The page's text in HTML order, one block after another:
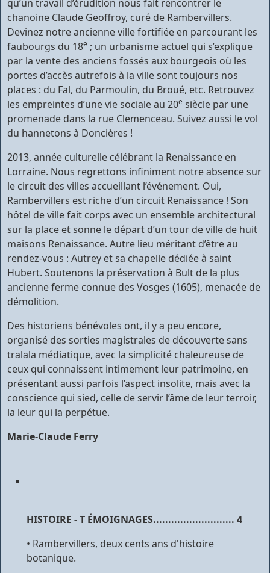
qu’un travail d’érudition nous fait rencontrer le
chanoine Claude Geoffroy, curé de Rambervillers.
Devinez notre ancienne ville fortifiée en parcourant les
faubourgs du 18e ; un urbanisme actuel qui s’explique
par la vente des anciens fossés aux bourgeois où les
portes d’accès autrefois à la ville sont toujours nos
places : du Fal, du Parmoulin, du Broué, etc. Retrouvez
les empreintes d’une vie sociale au 20e siècle par une
promenade dans la rue Clemenceau. Suivez aussi le vol
du hannetons à Doncières !
2013, année culturelle célébrant la Renaissance en
Lorraine. Nous regrettons infiniment notre absence sur
le circuit des villes accueillant l’événement. Oui,
Rambervillers est riche d’un circuit Renaissance ! Son
hôtel de ville fait corps avec un ensemble architectural
sur la place et sonne le départ d’un tour de ville de huit
maisons Renaissance. Autre lieu méritant d’être au
rendez-vous : Autrey et sa chapelle dédiée à saint
Hubert. Soutenons la préservation à Bult de la plus
ancienne ferme connue des Vosges (1605), menacée de
démolition.
Des historiens bénévoles ont, il y a peu encore,
organisé des sorties magistrales de découverte sans
tralala médiatique, avec la simplicité chaleureuse de
ceux qui connaissent intimement leur patrimoine, en
présentant aussi parfois l’aspect insolite, mais avec la
conscience qui sied, celle de servir l’âme de leur terroir,
la leur qui la perpétue.
Marie-Claude Ferry
HISTOIRE - T ÉMOIGNAGES........................... 4
• Rambervillers, deux cents ans d'histoire
botanique.